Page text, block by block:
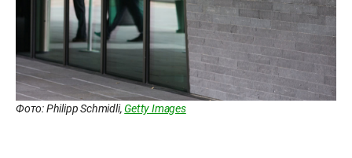
Фото: Philipp Schmidli,Getty Images